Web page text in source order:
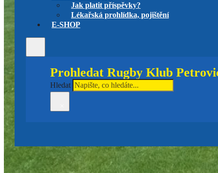
Jak platit příspěvky?
Lékařská prohlídka, pojištění
E-SHOP
Prohledat Rugby Klub
Hledat